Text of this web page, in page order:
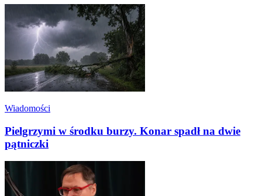
Wiadomości
Pielgrzymi w środku burzy. Konar spadł na dwie
pątniczki